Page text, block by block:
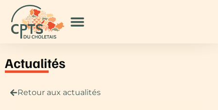
Actualités
Retour aux actualités